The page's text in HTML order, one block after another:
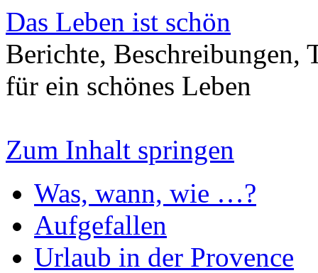
Das Leben ist schön
Berichte, Beschreibungen,
für ein schönes Leben
Zum Inhalt springen
Was, wann, wie …?
Aufgefallen
Urlaub in der Provence